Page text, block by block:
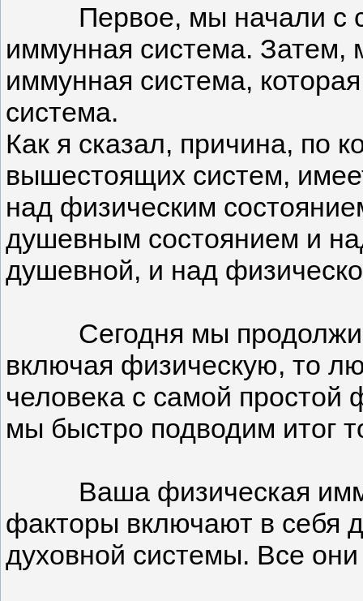
Первое, мы начали с
иммунная система. Затем,
иммунная система,
система.
Как я сказал, причина, по
вышестоящих систем,
над физическим
душевным состоянием и
душевной, и над
Сегодня мы продолжим.
включая физическую, то
человека с самой простой
мы быстро подводим итог
Ваша физическая
факторы включают в себя
духовной системы. Все